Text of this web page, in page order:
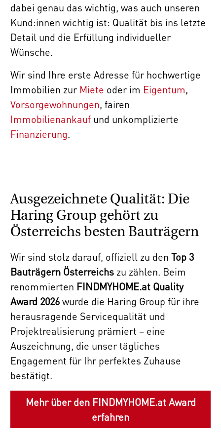
dabei genau das wichtig, was auch unseren
Kund:innen wichtig ist: Qualität bis ins letzte
Detail und die Erfüllung individueller
Wünsche.
Wir sind Ihre erste Adresse für hochwertige
Immobilien zur Miete oder im Eigentum,
Vorsorgewohnungen, fairen
Immobilienankauf und unkomplizierte
Finanzierung.
Ausgezeichnete Qualität: Die
Haring Group gehört zu
Österreichs besten Bauträgern
Wir sind stolz darauf, offiziell zu den Top 3
Bauträgern Österreichs zu zählen. Beim
renommierten FINDMYHOME.at Quality
Award 2026wurde die Haring Group für ihre
herausragende Servicequalität und
Projektrealisierung prämiert – eine
Auszeichnung, die unser tägliches
Engagement für Ihr perfektes Zuhause
bestätigt.
Mehr über den FINDMYHOME.at Award
erfahren